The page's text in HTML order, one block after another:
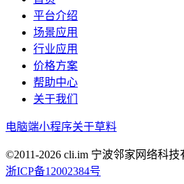
平台介绍
场景应用
行业应用
价格方案
帮助中心
关于我们
电脑端小程序关于草料
©2011-2026 cli.im 宁波邻家网络科技
浙ICP备12002384号